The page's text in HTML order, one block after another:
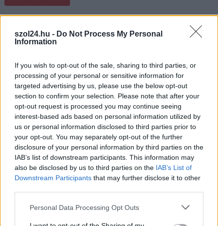
szol24.hu - Do Not Process My Personal
Information
If you wish to opt-out of the sale, sharing to third parties, or
processing of your personal or sensitive information for
targeted advertising by us, please use the below opt-out
section to confirm your selection. Please note that after your
opt-out request is processed you may continue seeing
interest-based ads based on personal information utilized by
us or personal information disclosed to third parties prior to
your opt-out. You may separately opt-out of the further
disclosure of your personal information by third parties on the
IAB’s list of downstream participants. This information may
also be disclosed by us to third parties on the IAB’s List of
Downstream Participants that may further disclose it to other
Please note that this website/app uses one or more Google
Personal Data Processing Opt Outs
önkormányzatok választás
ne!
2022.12.25. Tóth András
Érdekes javaslattal állt
elő a
hevesivasutak.blog.hu.
A Hódmezővásárhely-
Szeged tram-train
mintájára Pásztó-
Hatvan-Jászberény
közlekedési megoldást javasol. A blog javaslatot tesz Hatvan
észak-déli irányú, agglomerációs kötöttpályás